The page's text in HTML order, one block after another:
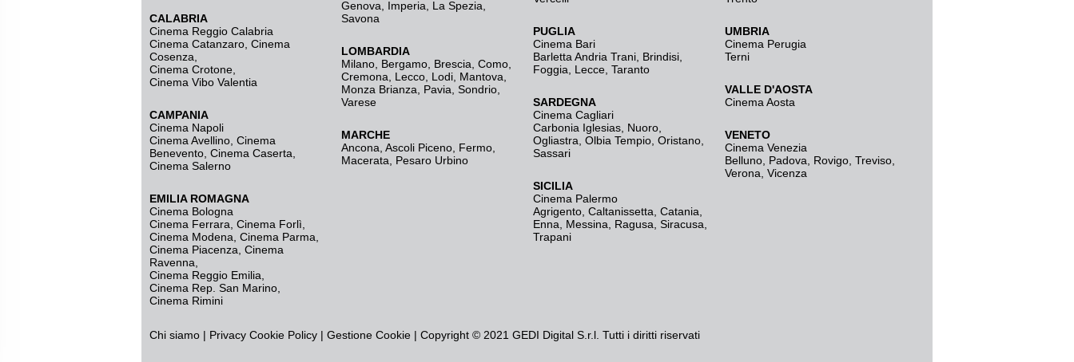
CALABRIA
Cinema Reggio Calabria
Cinema Catanzaro Cinema
Cosenza
Cinema Crotone
Cinema Vibo Valentia
CAMPANIA
Cinema Napoli
Cinema Avellino Cinema
Benevento Cinema Caserta
Cinema Salerno
EMILIA ROMAGNA
Cinema Bologna
Cinema Ferrara Cinema Forlì
Cinema Modena Cinema Parma
Cinema Piacenza Cinema
Ravenna
Cinema Reggio Emilia
Cinema Rep. San Marino
Cinema Rimini
Genova
Imperia La Spezia
Savona
LOMBARDIA
Milano Bergamo Brescia, Como
Cremona
Lecco Lodi Mantova
Monza Brianza
Pavia Sondrio
Varese
MARCHE
Ancona Ascoli Piceno Fermo
Macerata
Pesaro Urbino
PUGLIA
Cinema Bari
Barletta Andria Trani Brindisi
Foggia
Lecce Taranto
SARDEGNA
Cinema Cagliari
Carbonia Iglesias Nuoro
Ogliastra Olbia Tempio Oristano
Sassari
SICILIA
Cinema Palermo
Agrigento Caltanissetta Catania
Enna
Messina Ragusa Siracusa
Trapani
UMBRIA
Cinema Perugia
Terni
VALLE D'AOSTA
Cinema Aosta
VENETO
Cinema Venezia
Belluno Padova Rovigo Treviso
Verona Vicenza
Chi siamo | Privacy Cookie Policy | Gestione Cookie | Copyright © 2021 GEDI Digital S.r.l. Tutti i diritti riservati